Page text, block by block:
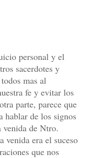
personal y el
sacerdotes y
mas al
fe y evitar los
parte, parece que
hablar de los signos
venida de Ntro.
venida era el suceso
que nos